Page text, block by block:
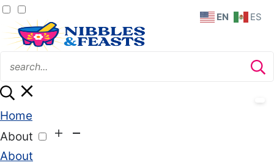
Home
About
About
EN ES